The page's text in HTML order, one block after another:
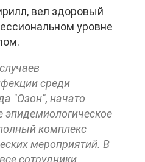
вел здоровый
уровне
среди
"Озон", начато
эпидемиологическое
комплекс
мероприятий. В
сотрудники